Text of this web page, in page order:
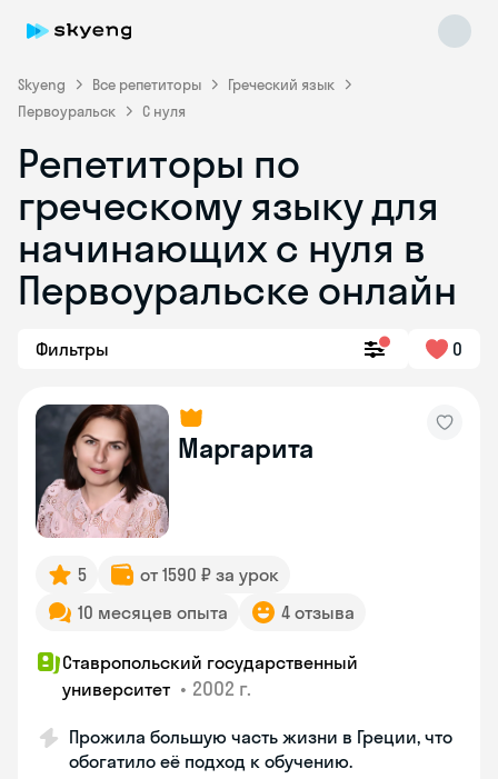
Skyeng Все репетиторы
Греческий язык
Первоуральск
С нуля
Репетиторы по
греческому языку для
начинающих с нуля в
Первоуральске онлайн
Фильтры 0
Маргарита
5
от 1590 ₽ за урок
10 месяцев опыта
4 отзыва
Ставропольский государственный
университет • 2002 г.
Прожила большую часть жизни в Греции, что
обогатило её подход к обучению.
Skyeng Chat
online